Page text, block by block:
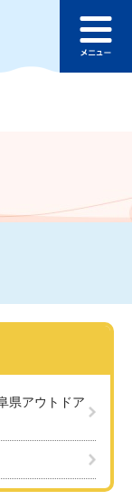
ュ
県アウトドア